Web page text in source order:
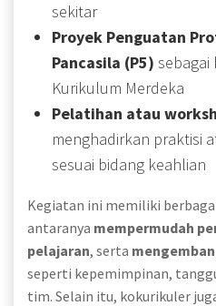
sekitar
Proyek Penguatan
Pancasila (P5) sebagai
Kurikulum Merdeka
Pelatihan atau
menghadirkan praktisi
sesuai bidang keahlian
Kegiatan ini memiliki
antaranya mempermudah
pelajaran, serta
seperti kepemimpinan,
tim. Selain itu, kokurikuler